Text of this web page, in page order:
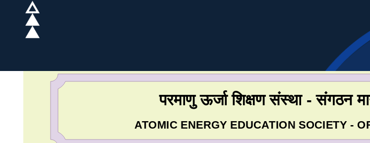
परमाणु ऊर्जा शिक्षण संस्था - संगठन
ATOMIC ENERGY EDUCATION SOCIETY -